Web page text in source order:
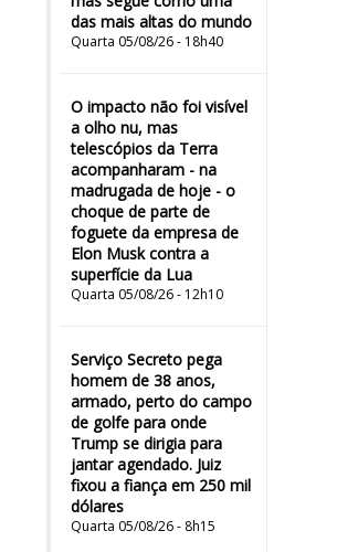
das mais altas do mundo
Quarta 05/08/26 - 18h40
O impacto não foi visível
a olho nu, mas
telescópios da Terra
acompanharam - na
madrugada de hoje - o
choque de parte de
foguete da empresa de
Elon Musk contra a
superfície da Lua
Quarta 05/08/26 - 12h10
Serviço Secreto pega
homem de 38 anos,
armado, perto do campo
de golfe para onde
Trump se dirigia para
jantar agendado. Juiz
fixou a fiança em 250 mil
dólares
Quarta 05/08/26 - 8h15